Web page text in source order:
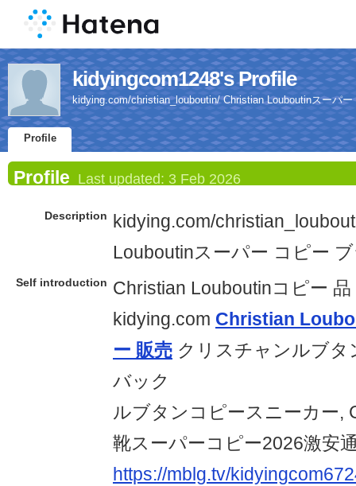
kidyingcom1248's Profile
kidying.com/christian_louboutin/ Christian Louboutinスーパ
Profile
Profile Last updated: 3 Feb 2026
Description
kidying.com/
Louboutinスーパー コピー
Self introduction Christian Louboutinコピー
kidying.com Christian
ー 販売 クリスチャンルブ
バック
ルブタンコピースニーカー,
靴スーパーコピー2026激安
https://mblg.tv/